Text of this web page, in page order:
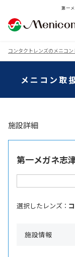
第一
コンタクトレンズのメニコン
メニコン取
施設詳細
第一メガネ志
選択したレンズ ：
施設情報